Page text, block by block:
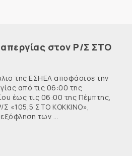
στον Ρ/Σ ΣΤΟ
της ΕΣΗΕΑ αποφάσισε την
από τις 06:00 της
έως τις 06:00 της Πέμπτης,
Σ «105,5 ΣΤΟ ΚΟΚΚΙΝΟ»,
των ...